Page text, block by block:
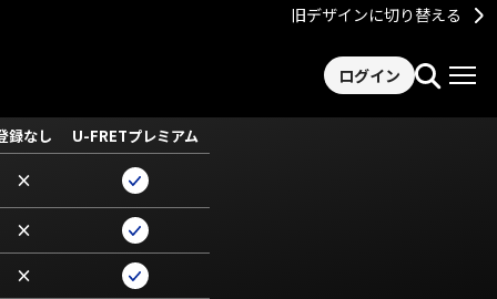
旧デザインに切り替える
ログイン
録なし U-FRETプレミアム
×
×
×